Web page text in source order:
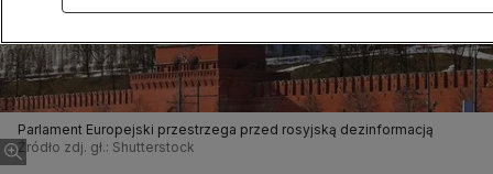
Parlament Europejski przestrzega przed rosyjską dezinformacją
Źródło zdj. gł.: Shutterstock